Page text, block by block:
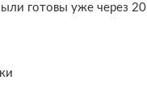
готовы уже через 20